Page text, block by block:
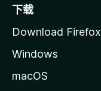
下载
Download Firefox
Windows
macOS